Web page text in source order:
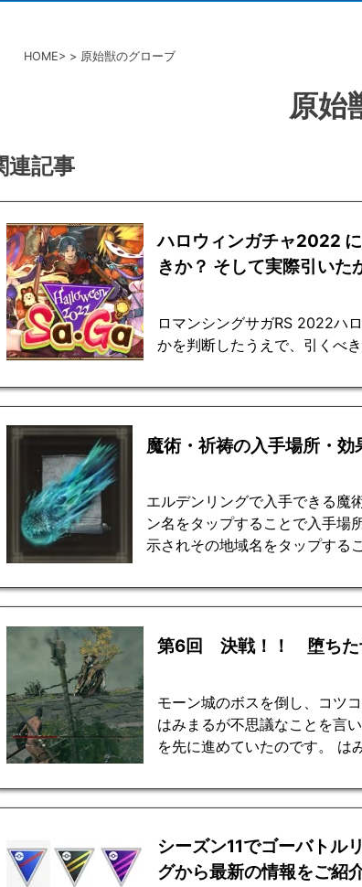
HOME 原始獣のグローブ
原始
連記事
ハロウィンガチャ2022
きか？ そして実際引いた
ロマンシングサガRS 2022ハ
かを判断したうえで、引くべ
魔術・祈祷の入手場所・
エルデンリングで入手できる魔
ン名をタップすることで入手場
示されその地域名をタップする
第6回 決戦！！ 堕ちた
モーン城のボスを倒し、コツ
はみまるが不思議なことを言
を先に進めていたのです。 は
シーズン11でゴーバトル
グから最新の情報をご紹